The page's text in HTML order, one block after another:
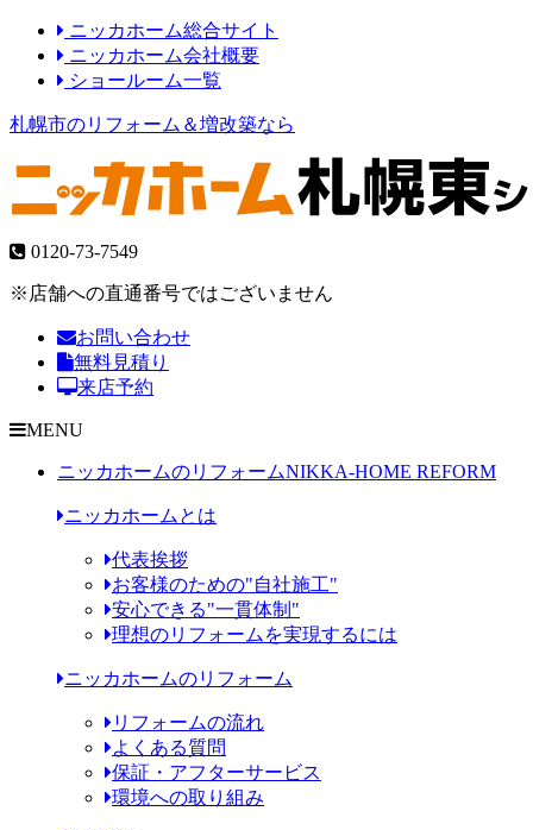
ニッカホーム総合サイト
ニッカホーム会社概要
ショールーム一覧
札幌市のリフォーム＆増改築なら
0120-73-7549
※店舗への直通番号ではございません
お問い合わせ
無料見積り
来店予約
MENU
ニッカホームのリフォームNIKKA-HOME REFORM
ニッカホームとは
代表挨拶
お客様のための"自社施工"
安心できる"一貫体制"
理想のリフォームを実現するには
ニッカホームのリフォーム
リフォームの流れ
よくある質問
保証・アフターサービス
環境への取り組み